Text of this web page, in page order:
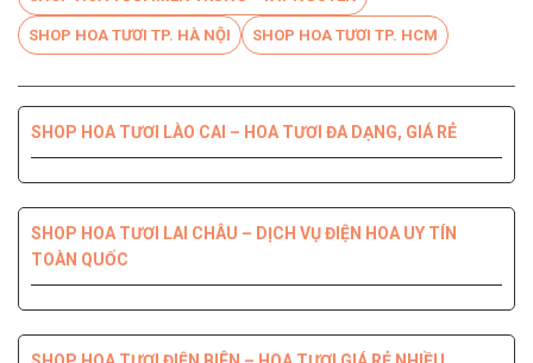
SHOP HOA TƯƠI TP. HÀ NỘI SHOP HOA TƯƠI TP. HCM
SHOP HOA TƯƠI LÀO CAI – HOA TƯƠI ĐA DẠNG, GIÁ RẺ
SHOP HOA TƯƠI LAI CHÂU – DỊCH VỤ ĐIỆN HOA UY TÍN
TOÀN QUỐC
LƯỢNG HÀNG ĐẦU
NHANH CHÓNG
ĐẦU
UY TÍN CHẤT LƯỢNG